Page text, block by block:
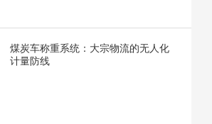
煤炭车称重系统：大宗物流的无人化
计量防线